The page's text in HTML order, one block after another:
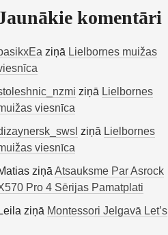
komentāri
ziņā Lielbornes muižas
ziņā Lielbornes
viesnīca
ziņā Lielbornes
viesnīca
ziņā Atsauksme Par Asrock
Pro 4 Sērijas Pamatplati
Leila ziņā Montessori Jelgavā Let’s